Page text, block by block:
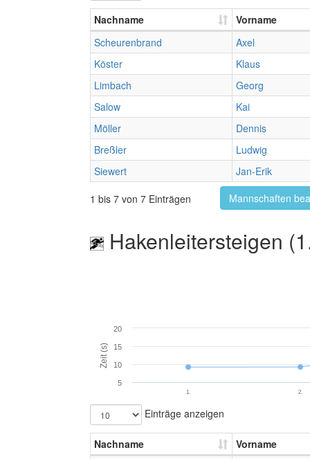
Nachname
Vorname
Scheurenbrand
Axel
Köster
Klaus
Limbach
Georg
Salow
Kai
Möller
Dennis
Breßler
Ludwig
Siewert
Jan-Erik
1 bis 7 von 7 Einträgen
Mannschaften
Hakenleitersteigen
Zeit (s)
1. 2.
5
10
15
20
Einträge anzeigen
Nachname
Vorname